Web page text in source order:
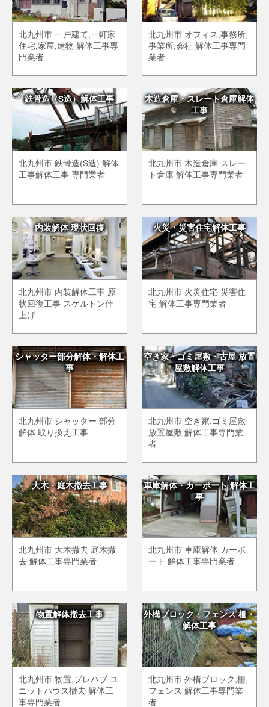
北九州市 一戸建て,一軒家
住宅,家屋,建物 解体工事専
門業者
北九州市 オフィス,事務所,
事業所,会社 解体工事専門
業者
鉄骨造（S造）解体工事
北九州市 鉄骨造(S造) 解体
工事解体工事 専門業者
木造倉庫・スレート倉庫解体
工事
北九州市 木造倉庫 スレー
ト倉庫 解体工事専門業者
内装解体 現状回復
北九州市 内装解体工事 原
状回復工事 スケルトン仕
上げ
火災・災害住宅解体工事
北九州市 火災住宅 災害住
宅 解体工事専門業者
シャッター部分解体・解体工
事
北九州市 シャッター 部分
解体 取り換え工事
空き家・ゴミ屋敷・古屋 放置
屋敷解体工事
北九州市 空き家,ゴミ屋敷
放置屋敷 解体工事専門業
者
大木・庭木撤去工事
北九州市 大木撤去 庭木撤
去 解体工事専門業者
車庫解体・カーポート 解体工
事
北九州市 車庫解体 カーポ
ート 解体工事専門業者
物置解体撤去工事
北九州市 物置,プレハブ ユ
ニットハウス撤去 解体工
事専門業者
外構ブロック・フェンス 柵・
解体工事
北九州市 外構ブロック,柵,
フェンス 解体工事専門業
者